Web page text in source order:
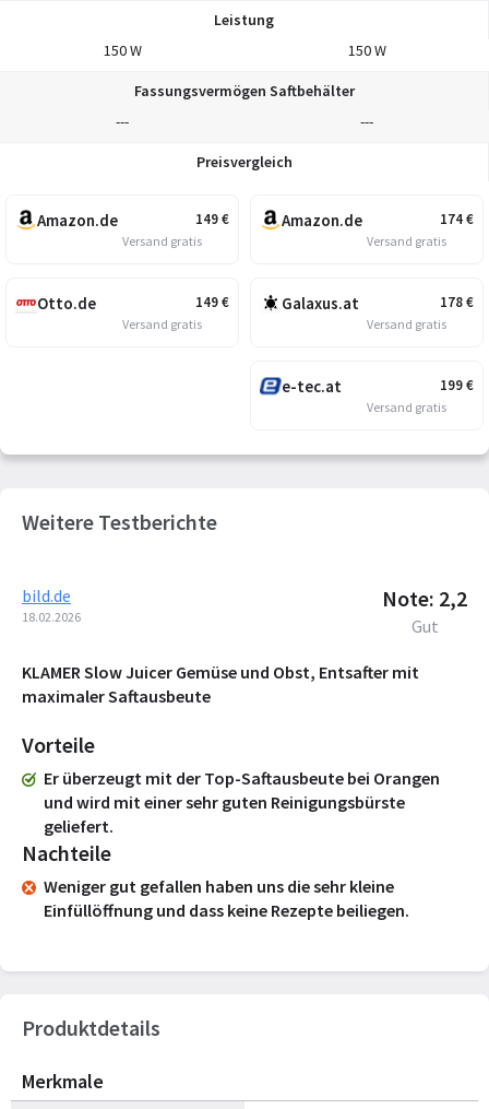
Leistung
150 W
150 W
Fassungsvermögen Saftbehälter
---
---
Preisvergleich
149€
Amazon.de
Versand gratis
149€
Otto.de
Versand gratis
174€
Amazon.de
Versand gratis
178€
Galaxus.at
Versand gratis
199€
e-tec.at
Versand gratis
Weitere Testberichte
bild.de
18.02.2026
Note: 2,2
Gut
KLAMER Slow Juicer Gemüse und Obst, Entsafter mit
maximaler Saftausbeute
Vorteile
Er überzeugt mit der Top-Saftausbeute bei Orangen
und wird mit einer sehr guten Reinigungsbürste
geliefert.
Nachteile
Weniger gut gefallen haben uns die sehr kleine
Einfüllöffnung und dass keine Rezepte beiliegen.
Produktdetails
Merkmale